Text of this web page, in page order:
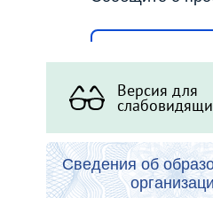
Версия для
Сведения об